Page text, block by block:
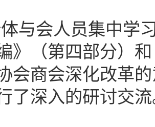
与会人员集中学
》（第四部分）
会商会深化改革
了深入的研讨交